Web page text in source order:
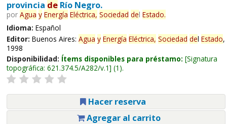
provincia deRío Negro.
por Agua y Energía Eléctrica, Sociedad del Estado.
Idioma: Español
Editor: Buenos Aires: Agua y Energía Eléctrica, Sociedad del Estado,
1998
Disponibilidad: Ítems disponibles para préstamo: Signatura
topográfica: 621.374.5/A282/v.1 (1).
Hacer reserva
Agregar al carrito